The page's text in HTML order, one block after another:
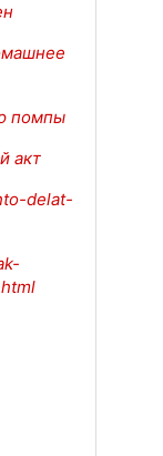
помпы
акт
delat-